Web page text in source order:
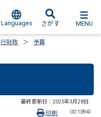
Languages さがす MENU
行財政
予算
最終更新日： 2025年3月28日
（ID:1094）
印刷